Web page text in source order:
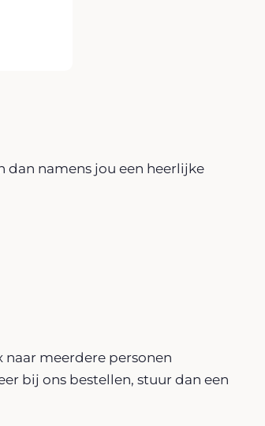
namens jou een heerlijke
meerdere personen
bij ons bestellen, stuur dan een